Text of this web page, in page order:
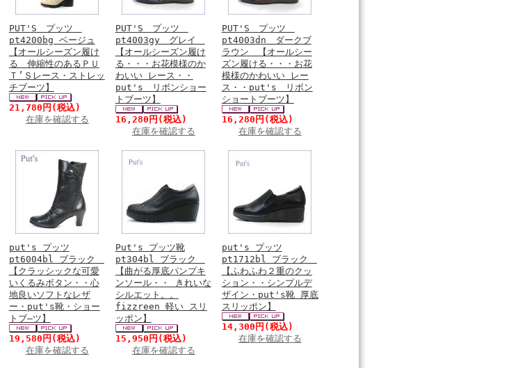
PUT'S プッツ
pt4200bg ベージュ
【オールシーズン履け
る 伸縮性のあるＰＵ
Ｔ’Ｓレース・ストレッ
チブーツ】
21,780円 (税込)
在庫を確認する
PUT'S プッツ
pt4003gy グレイ
【オールシーズン履け
る・・・お花模様のか
わいい レース・・
put's リボンショー
トブーツ】
16,280円 (税込)
在庫を確認する
PUT'S プッツ
pt4003dn ダークブ
ラウン 【オールシー
ズン履ける・・・お花
模様のかわいい レー
ス・・put's リボン
ショートブーツ】
16,280円 (税込)
在庫を確認する
put's プッツ
pt6004bl ブラック
【クラッシックな可愛
いくるみボタン・・心
地良いソフトなレザ
ー・put's靴・ショー
トブ―ツ】
19,580円 (税込)
在庫を確認する
Put's プッツ靴
pt304bl ブラック
【曲がる厚底パンプキ
ンソール・・ きれいな
シルエット。。
fizzreen 軽い スリ
ッポン】
15,950円 (税込)
在庫を確認する
put's プッツ
pt1712bl ブラック
【ふわふわ２重のクッ
ション・・シンプルデ
ザイン・put's靴 厚底
スリッポン】
14,300円 (税込)
在庫を確認する